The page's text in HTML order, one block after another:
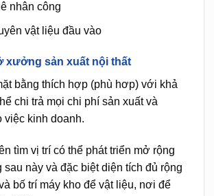
nhân công
vật liệu đầu vào
xưởng sản xuất nội thất
bằng thích hợp (phù hơp) với khả
chi trả mọi chi phí sản xuất và
việc kinh doanh.
tìm vị trí có thể phát triển mở rộng
này và đặc biệt diện tích đủ rộng
bố trí máy kho để vật liệu, nơi để